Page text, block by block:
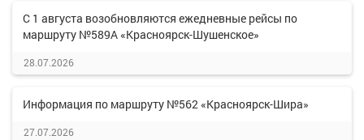
С 1 августа возобновляются ежедневные рейсы по
маршруту №589А «Красноярск-Шушенское»
28.07.2026
Информация по маршруту №562 «Красноярск-Шира»
27.07.2026